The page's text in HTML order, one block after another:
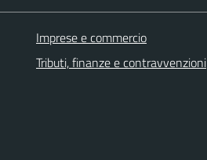
Imprese e commercio
Tributi, finanze e contravvenzioni